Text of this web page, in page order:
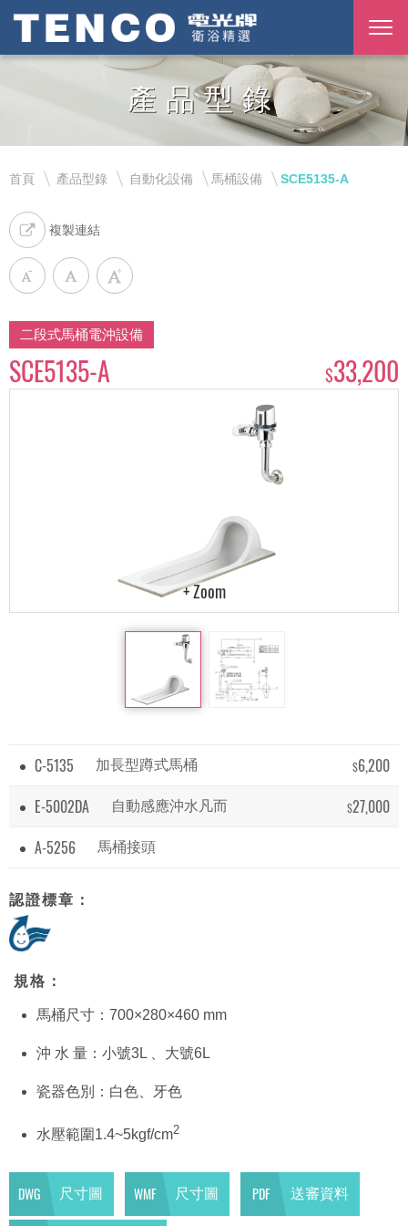
產品型錄
首頁 產品型錄 自動化設備 馬桶設備 SCE5135-A
複製連結
二段式馬桶電沖設備
SCE5135-A $33,200
C-5135 加長型蹲式馬桶 $6,200
E-5002DA
自動感應沖水凡而 $27,000
A-5256
馬桶接頭
認證標章：
規格：
馬桶尺寸：700×280×460 mm
沖 水 量：小號3L 、大號6L
瓷器色別：白色、牙色
水壓範圍1.4~5kgf/cm2
DWG 尺寸圖 WMF 尺寸圖 PDF 送審資料